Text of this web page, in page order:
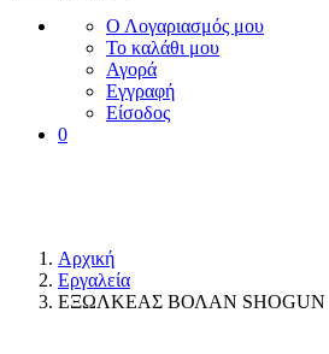
Ο Λογαριασμός μου
Το καλάθι μου
Αγορά
Εγγραφή
Είσοδος
0
Αρχική
Εργαλεία
ΕΞΩΛΚΕΑΣ ΒΟΛΑΝ SHOGUN